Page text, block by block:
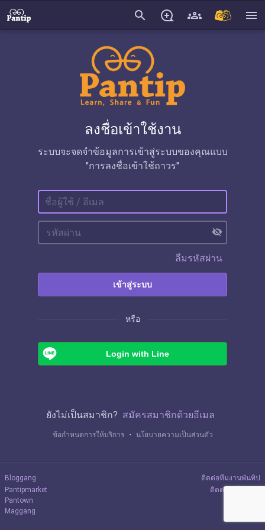
search menu
ลงชื่อเข้าใช้งาน
ระบบจะจดจำข้อมูลการเข้าสู่ระบบของคุณแบบ
"การลงชื่อเข้าใช้ถาวร"
visibility_off
ลืมรหัสผ่าน
เข้าสู่ระบบ
หรือ
Login with Line
ยังไม่เป็นสมาชิก? สมัครสมาชิกด้วยอีเมล
ข้อกำหนดการให้บริการ ・ นโยบายความเป็นส่วนตัว
Bloggang
Pantipmarket
Pantown
Maggang
ติดต่อทีมงานพันทิป
ติดต่อลงโฆษณา